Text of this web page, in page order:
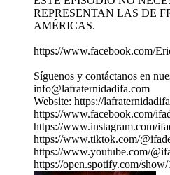
REPRESENTAN LAS DE
AMÉRICAS.
https://www.facebook.com/
Síguenos y contáctanos en
info@lafraternidadifa.com
Website: https://
https://www.facebook.com/
https://www.instagram.com/
https://www.tiktok.com/
https://www.youtube.com/
https://open.spotify.com/